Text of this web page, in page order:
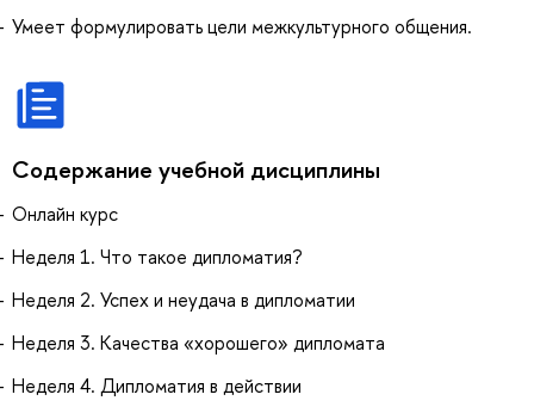
Умеет формулировать цели межкультурного общения.
Содержание учебной дисциплины
Онлайн курс
Неделя 1. Что такое дипломатия?
Неделя 2. Успех и неудача в дипломатии
Неделя 3. Качества «хорошего» дипломата
Неделя 4. Дипломатия в действии